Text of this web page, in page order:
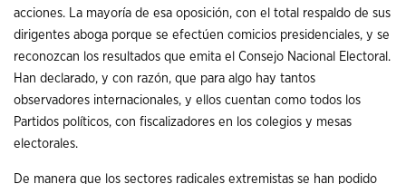
acciones. La mayoría de esa oposición, con el total respaldo de sus
dirigentes aboga porque se efectúen comicios presidenciales, y se
reconozcan los resultados que emita el Consejo Nacional Electoral.
Han declarado, y con razón, que para algo hay tantos
observadores internacionales, y ellos cuentan como todos los
Partidos políticos, con fiscalizadores en los colegios y mesas
electorales.
De manera que los sectores radicales extremistas se han podido